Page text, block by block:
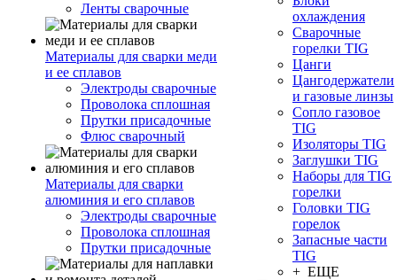
Ленты сварочные
Материалы для сварки меди
и ее сплавов
Электроды сварочные
Проволока сплошная
Прутки присадочные
Флюс сварочный
Материалы для сварки
алюминия и его сплавов
Электроды сварочные
Проволока сплошная
Прутки присадочные
охлаждения
Сварочные
горелки TIG
Цанги
Цангодержатели
и газовые линзы
Сопло газовое
TIG
Изоляторы TIG
Заглушки TIG
Наборы для TIG
горелки
Головки TIG
горелок
Запасные части
TIG
+ ЕЩЕ